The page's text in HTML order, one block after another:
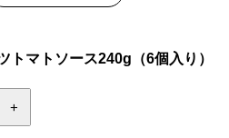
】
トマトソース240g（6個入り）
+